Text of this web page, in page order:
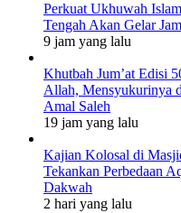
Perkuat Ukhuwah
Tengah Akan Gelar
9 jam yang lalu
Khutbah Jum’at Edisi
Allah, Mensyukurinya
Amal Saleh
19 jam yang lalu
Kajian Kolosal di
Tekankan Perbedaan
Dakwah
2 hari yang lalu